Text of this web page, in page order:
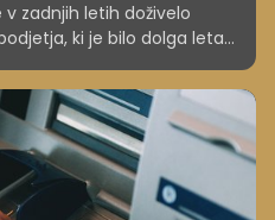
zadnjih letih doživelo
ki je bilo dolga leta
in distributer
rešitev, se je razvilo v
evropskih skupin na
Volution. Danes je
novih tehnologij in rešitev